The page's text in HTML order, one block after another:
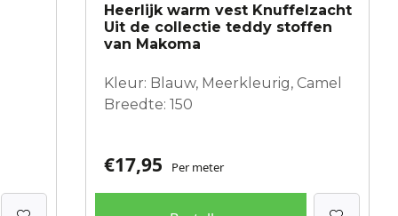
Heerlijk warm vest Knuffelzacht
Uit de collectie teddy stoffen
van Makoma
Kleur: Blauw, Meerkleurig, Camel
Breedte: 150
€17,95 Per meter